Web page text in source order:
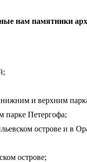
нам памятники
и верхним
парке Петергофа;
острове и в
острове;